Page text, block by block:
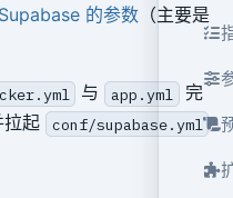
的参数 （主要是
与 app.yml
完
拉起
conf/supabase.yml